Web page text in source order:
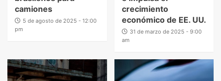
camiones
5 de agosto de 2025 - 12:00
pm
crecimiento
económico de EE. UU.
31 de marzo de 2025 - 9:00
am